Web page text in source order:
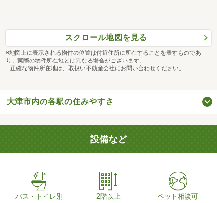
スクロール地図を見る
※地図上に表示される物件の位置は付近住所に所在することを表すものであ
り、実際の物件所在地とは異なる場合がございます。
正確な物件所在地は、取扱い不動産会社にお問い合わせください。
大津市内の各駅の住みやすさ
設備など
バス・トイレ別 2階以上 ペット相談可